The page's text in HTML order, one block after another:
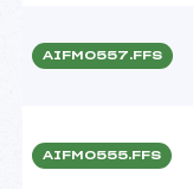
AIFM0557.FFS
AIFM0555.FFS